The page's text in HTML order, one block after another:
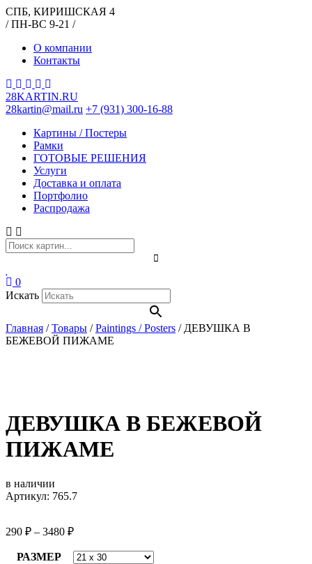
СПБ, КИРИШСКАЯ 4
/ ПН-ВС 9-21 /
О компании
Контакты
28KARTIN.RU
28kartin@mail.ru +7 (931) 300-16-88
Картины / Постеры
Рамки
ГОТОВЫЕ РЕШЕНИЯ
Услуги
Доставка и оплата
Портфолио
Распродажа
0
Искать
Главная /Товары /Paintings / Posters / ДЕВУШКА В
БЕЖЕВОЙ ПИЖАМЕ
ДЕВУШКА В БЕЖЕВОЙ
ПИЖАМЕ
в наличии
Артикул: 765.7
290 ₽ – 3480 ₽
РАЗМЕР